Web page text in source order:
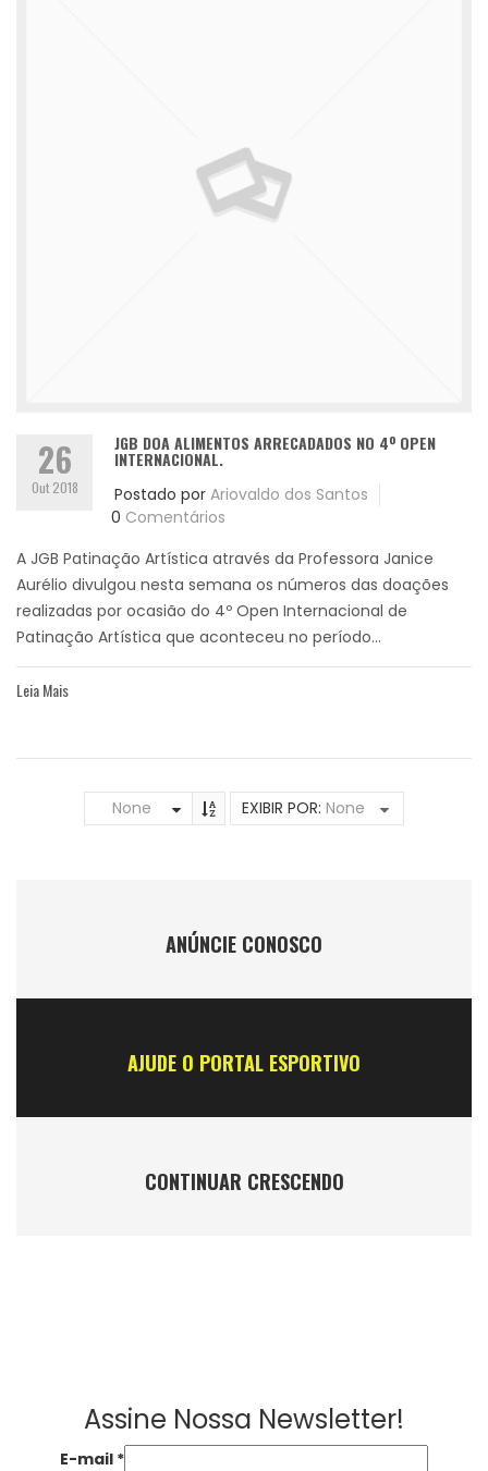
26
Out 2018
JGB DOA ALIMENTOS ARRECADADOS NO 4º OPEN
INTERNACIONAL.
Postado por Ariovaldo dos Santos
0 Comentários
A JGB Patinação Artística através da Professora Janice
Aurélio divulgou nesta semana os números das doações
realizadas por ocasião do 4º Open Internacional de
Patinação Artística que aconteceu no período...
Leia Mais
None EXIBIR POR: None
ANÚNCIE CONOSCO
AJUDE O PORTAL ESPORTIVO
CONTINUAR CRESCENDO
Assine Nossa Newsletter!
E-mail *